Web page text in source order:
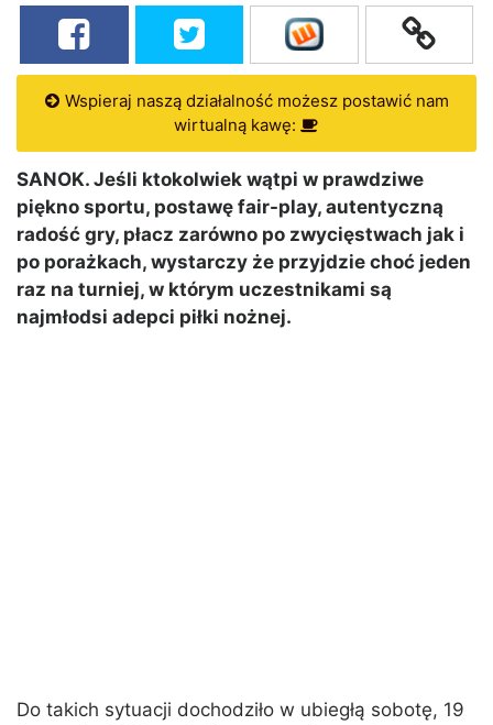
Wspieraj naszą działalność możesz postawić nam
wirtualną kawę:
SANOK. Jeśli ktokolwiek wątpi w prawdziwe
piękno sportu, postawę fair-play, autentyczną
radość gry, płacz zarówno po zwycięstwach jak i
po porażkach, wystarczy że przyjdzie choć jeden
raz na turniej, w którym uczestnikami są
najmłodsi adepci piłki nożnej.
Do takich sytuacji dochodziło w ubiegłą sobotę, 19